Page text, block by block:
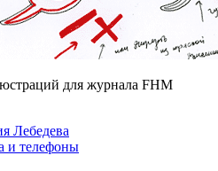
для журнала FHM
Лебедева
и телефоны